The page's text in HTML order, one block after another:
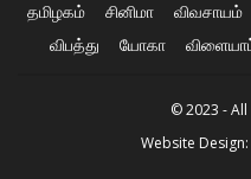
தமிழகம்
சினிமா விவசாயம்
விபத்து
யோகா
© 2023 - All
Website Design: